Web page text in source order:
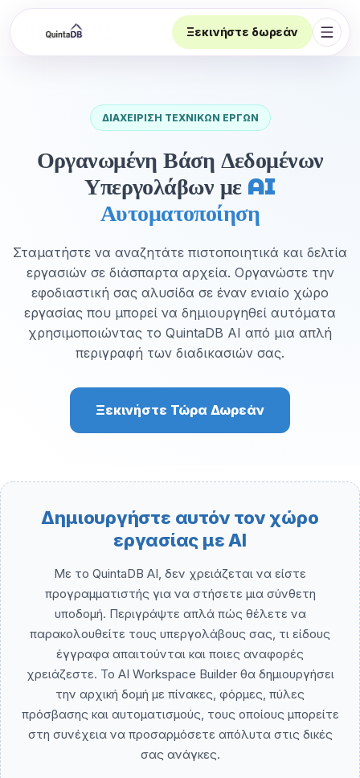
Ξεκινήστε δωρεάν
ΔΙΑΧΕΊΡΙΣΗ ΤΕΧΝΙΚΏΝ ΈΡΓΩΝ
Οργανωμένη Βάση Δεδομένων
Υπεργολάβων με AI
Αυτοματοποίηση
Σταματήστε να αναζητάτε πιστοποιητικά και δελτία
εργασιών σε διάσπαρτα αρχεία. Οργανώστε την
εφοδιαστική σας αλυσίδα σε έναν ενιαίο χώρο
εργασίας που μπορεί να δημιουργηθεί αυτόματα
χρησιμοποιώντας το QuintaDB AI από μια απλή
περιγραφή των διαδικασιών σας.
Ξεκινήστε Τώρα Δωρεάν
Δημιουργήστε αυτόν τον χώρο
εργασίας με AI
Με το QuintaDB AI, δεν χρειάζεται να είστε
προγραμματιστής για να στήσετε μια σύνθετη
υποδομή. Περιγράψτε απλά πώς θέλετε να
παρακολουθείτε τους υπεργολάβους σας, τι είδους
έγγραφα απαιτούνται και ποιες αναφορές
χρειάζεστε. Το AI Workspace Builder θα δημιουργήσει
την αρχική δομή με πίνακες, φόρμες, πύλες
πρόσβασης και αυτοματισμούς, τους οποίους μπορείτε
στη συνέχεια να προσαρμόσετε απόλυτα στις δικές
σας ανάγκες.